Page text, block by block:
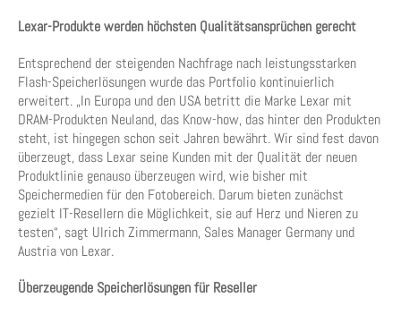
Lexar-Produkte werden höchsten Qualitätsansprüchen gerecht
Entsprechend der steigenden Nachfrage nach leistungsstarken
Flash-Speicherlösungen wurde das Portfolio kontinuierlich
erweitert. „In Europa und den USA betritt die Marke Lexar mit
DRAM-Produkten Neuland, das Know-how, das hinter den Produkten
steht, ist hingegen schon seit Jahren bewährt. Wir sind fest davon
überzeugt, dass Lexar seine Kunden mit der Qualität der neuen
Produktlinie genauso überzeugen wird, wie bisher mit
Speichermedien für den Fotobereich. Darum bieten zunächst
gezielt IT-Resellern die Möglichkeit, sie auf Herz und Nieren zu
testen“, sagt Ulrich Zimmermann, Sales Manager Germany und
Austria von Lexar.
Überzeugende Speicherlösungen für Reseller